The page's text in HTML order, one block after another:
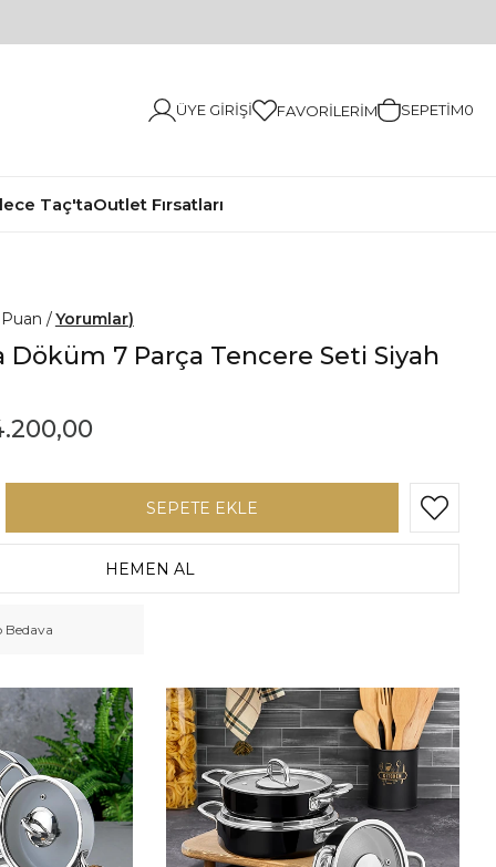
ÜYE GIRIŞI FAVORILERIM SEPETIM0
Taç'taOutlet Fırsatları
Yorumlar
Döküm 7 Parça Tencere Seti Siyah
Bedava